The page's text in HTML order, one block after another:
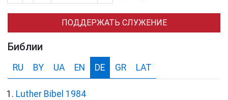
ПОДДЕРЖАТЬ СЛУЖЕНИЕ
Библии
RU BY UA EN DE GR LAT
Luther Bibel 1984